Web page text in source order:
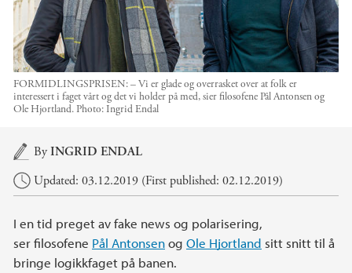
FORMIDLINGSPRISEN: – Vi er glade og overrasket over at folk er
interessert i faget vårt og det vi holder på med, sier filosofene Pål Antonsen og
Ole Hjortland. Photo:Ingrid Endal
Main content
ByINGRID ENDAL
Updated: 03.12.2019 (First published: 02.12.2019)
I en tid preget av fake news og polarisering,
ser filosofene Pål Antonsenog Ole Hjortland sitt snitt til å
bringe logikkfaget på banen.